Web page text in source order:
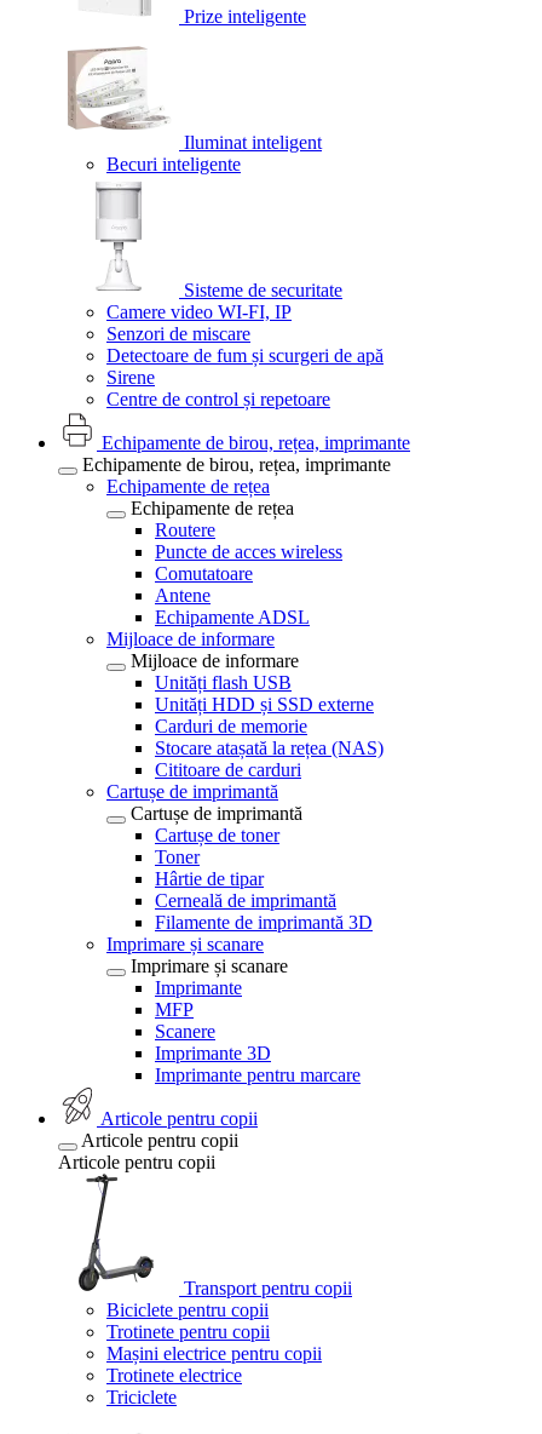
Prize inteligente
Iluminat inteligent
Becuri inteligente
Sisteme de securitate
Camere video WI-FI, IP
Senzori de miscare
Detectoare de fum și scurgeri de apă
Sirene
Centre de control și repetoare
Echipamente de birou, rețea, imprimante
Echipamente de birou, rețea, imprimante
Echipamente de rețea
Echipamente de rețea
Routere
Puncte de acces wireless
Comutatoare
Antene
Echipamente ADSL
Mijloace de informare
Mijloace de informare
Unități flash USB
Unități HDD și SSD externe
Carduri de memorie
Stocare atașată la rețea (NAS)
Cititoare de carduri
Cartușe de imprimantă
Cartușe de imprimantă
Cartușe de toner
Toner
Hârtie de tipar
Cerneală de imprimantă
Filamente de imprimantă 3D
Imprimare și scanare
Imprimare și scanare
Imprimante
MFP
Scanere
Imprimante 3D
Imprimante pentru marcare
Articole pentru copii
Articole pentru copii
Articole pentru copii
Transport pentru copii
Biciclete pentru copii
Trotinete pentru copii
Mașini electrice pentru copii
Trotinete electrice
Triciclete